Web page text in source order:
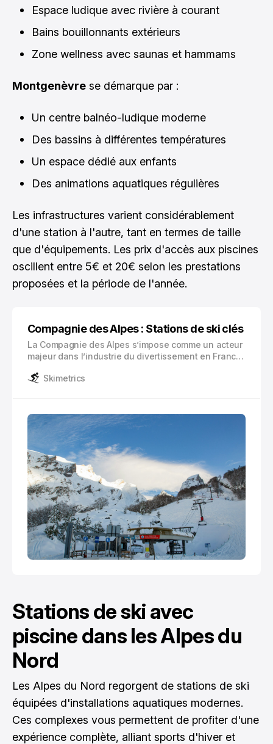
Espace ludique avec rivière à courant
Bains bouillonnants extérieurs
Zone wellness avec saunas et hammams
Montgenèvre se démarque par :
Un centre balnéo-ludique moderne
Des bassins à différentes températures
Un espace dédié aux enfants
Des animations aquatiques régulières
Les infrastructures varient considérablement
d'une station à l'autre, tant en termes de taille
que d'équipements. Les prix d'accès aux piscines
oscillent entre 5€ et 20€ selon les prestations
proposées et la période de l'année.
Compagnie des Alpes : Stations de ski clés
La Compagnie des Alpes s’impose comme un acteur
majeur dans l’industrie du divertissement en France.
impressionnant de 10 domaines skiables et 12 parcs
clés du divertissement.
Skimetrics
Stations de ski avec
piscine dans les Alpes du
Nord
Les Alpes du Nord regorgent de stations de ski
équipées d'installations aquatiques modernes.
Ces complexes vous permettent de profiter d'une
expérience complète, alliant sports d'hiver et